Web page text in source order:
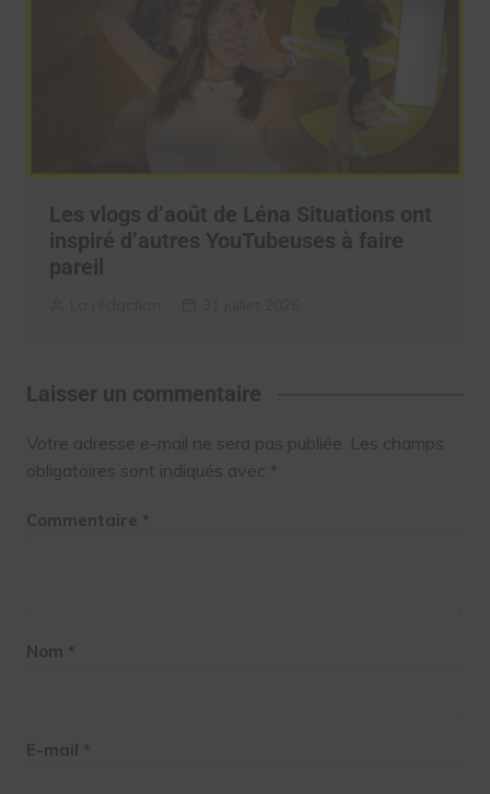
Les vlogs d’août de Léna Situations ont
inspiré d’autres YouTubeuses à faire
pareil
Laisser un commentaire
Votre adresse e-mail ne sera pas publiée. Les champs
obligatoires sont indiqués avec *
Commentaire *
Nom *
E-mail *